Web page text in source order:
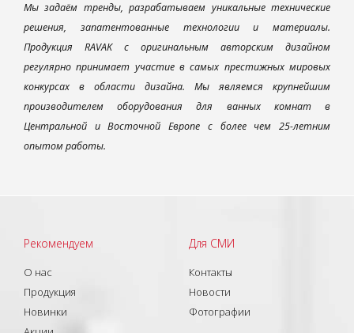
Мы задаём тренды, разрабатываем уникальные технические
решения, запатентованные технологии и материалы.
Продукция RAVAK с оригинальным авторским дизайном
регулярно принимает участие в самых престижных мировых
конкурсах в области дизайна. Мы являемся крупнейшим
производителем оборудования для ванных комнат в
Центральной и Восточной Европе с более чем 25-летним
опытом работы.
Рекомендуем
О нас
Продукция
Новинки
Для СМИ
Контакты
Новости
Фотографии